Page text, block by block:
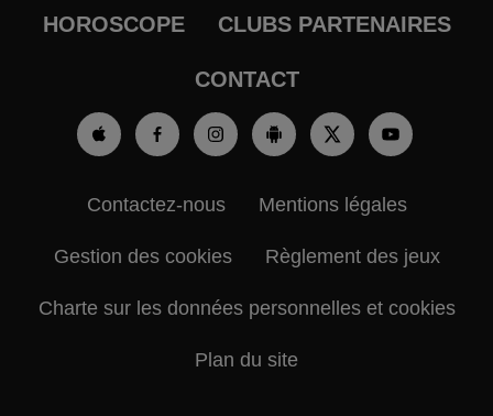
HOROSCOPE CLUBS PARTENAIRES
CONTACT
Contactez-nous Mentions légales
Gestion des cookies Règlement des jeux
Charte sur les données personnelles et cookies
Plan du site